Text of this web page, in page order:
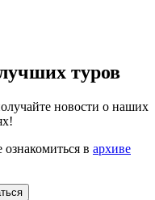
туров
новости о наших
в архиве